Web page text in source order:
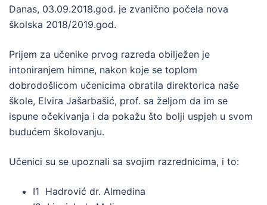
Danas, 03.09.2018.god. je zvanično počela nova
školska 2018/2019.god.
Prijem za učenike prvog razreda obilježen je
intoniranjem himne, nakon koje se toplom
dobrodošlicom učenicima obratila direktorica naše
škole, Elvira Jašarbašić, prof. sa željom da im se
ispune očekivanja i da pokažu što bolji uspjeh u svom
budućem školovanju.
Učenici su se upoznali sa svojim razrednicima, i to:
I1 Hadrović dr. Almedina